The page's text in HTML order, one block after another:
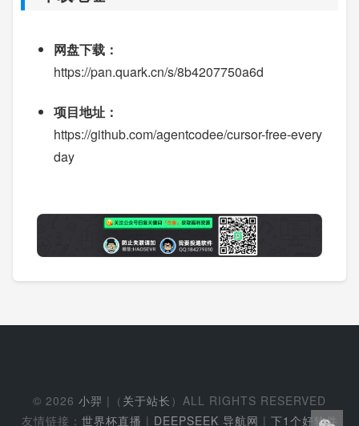
网盘下载：
https://pan.quark.cn/s/8b4207750a6d
项目地址：
https://github.com/agentcodee/cursor-free-every
day
© 2026 小羿 |（ 关于站长 ）ALL RIGHTS RESERVED
友情链接： 世界杯直播 | DEEPSEEK 导航网 | 下1个好软件